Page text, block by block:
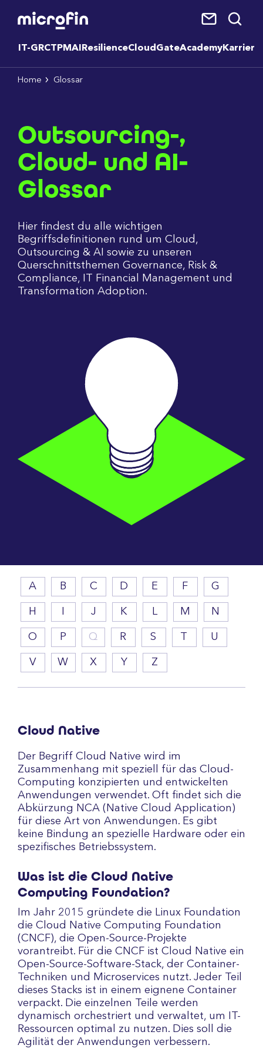
IT-GRCTPMAI ResilienceCloudGateAcademyKarriere
Home Glossar
Outsourcing-,
Cloud- und AI-
Glossar
Hier findest du alle wichtigen
Begriffsdefinitionen rund um Cloud,
Outsourcing & AI sowie zu unseren
Querschnittsthemen Governance, Risk &
Compliance, IT Financial Management und
Transformation Adoption.
A B C D E F G
H J K L M N
O P Q R S U
V W X Y Z
Cloud Native
Der Begriff Cloud Native wird im
Zusammenhang mit speziell für das Cloud-
Computing konzipierten und entwickelten
Anwendungen verwendet. Oft findet sich die
Abkürzung NCA (Native Cloud Application)
für diese Art von Anwendungen. Es gibt
keine Bindung an spezielle Hardware oder ein
spezifisches Betriebssystem.
Was ist die Cloud Native
Computing Foundation?
Im Jahr 2015 gründete die Linux Foundation
die Cloud Native Computing Foundation
(CNCF), die Open-Source-Projekte
vorantreibt. Für die CNCF ist Cloud Native ein
Open-Source-Software-Stack, der Container-
Techniken und Microservices nutzt. Jeder Teil
dieses Stacks ist in einem eignene Container
verpackt. Die einzelnen Teile werden
dynamisch orchestriert und verwaltet, um IT-
Ressourcen optimal zu nutzen. Dies soll die
Agilität der Anwendungen verbessern.